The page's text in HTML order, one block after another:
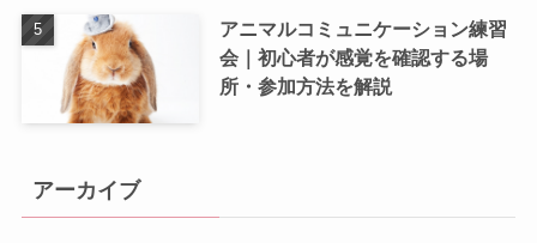
アニマルコミュニケーション練習
会｜初心者が感覚を確認する場
所・参加方法を解説
アーカイブ